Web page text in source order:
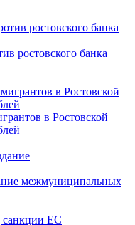
ростовского банка
в Ростовской
межмуниципальных